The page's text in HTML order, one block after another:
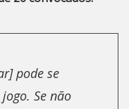
pode se
Se não